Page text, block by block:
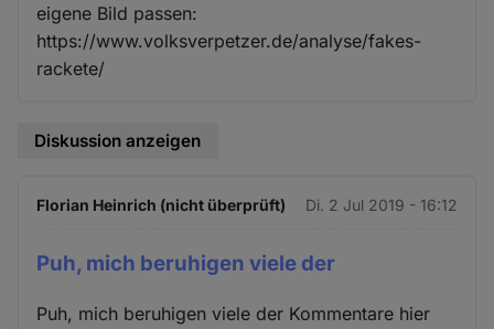
eigene Bild passen:
https://www.volksverpetzer.de/analyse/fakes-
rackete/
Diskussion anzeigen
Florian Heinrich (nicht überprüft) Di. 2 Jul 2019 - 16:12
Puh, mich beruhigen viele der
Puh, mich beruhigen viele der Kommentare hier